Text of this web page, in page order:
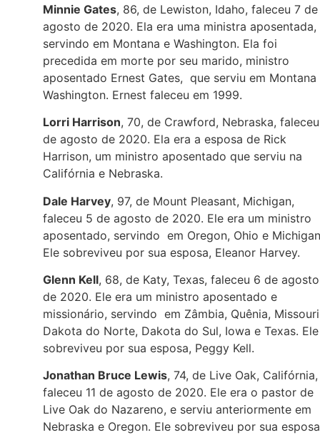
Minnie Gates, 86, de Lewiston, Idaho, faleceu 7 de
agosto de 2020. Ela era uma ministra aposentada,
servindo em Montana e Washington. Ela foi
precedida em morte por seu marido, ministro
aposentado Ernest Gates, que serviu em Montana
Washington. Ernest faleceu em 1999.
Lorri Harrison, 70, de Crawford, Nebraska,
de agosto de 2020. Ela era a esposa de Rick
Harrison, um ministro aposentado que serviu na
Califórnia e Nebraska.
Dale Harvey, 97, de Mount Pleasant, Michigan,
faleceu 5 de agosto de 2020. Ele era um ministro
aposentado, servindo em Oregon, Ohio e
Ele sobreviveu por sua esposa, Eleanor Harvey.
Glenn Kell, 68, de Katy, Texas, faleceu 6 de agosto
de 2020. Ele era um ministro aposentado e
missionário, servindo em Zâmbia, Quênia,
Dakota do Norte, Dakota do Sul, Iowa e Texas. Ele
sobreviveu por sua esposa, Peggy Kell.
Jonathan Bruce Lewis, 74, de Live Oak, Califórnia,
faleceu 11 de agosto de 2020. Ele era o pastor de
Live Oak do Nazareno, e serviu anteriormente em
Nebraska e Oregon. Ele sobreviveu por sua